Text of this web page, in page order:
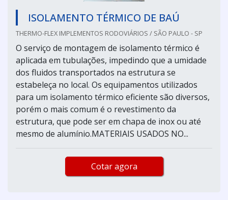
ISOLAMENTO TÉRMICO DE BAÚ
THERMO-FLEX IMPLEMENTOS RODOVIÁRIOS / SÃO PAULO - SP
O serviço de montagem de isolamento térmico é
aplicada em tubulações, impedindo que a umidade
dos fluidos transportados na estrutura se
estabeleça no local. Os equipamentos utilizados
para um isolamento térmico eficiente são diversos,
porém o mais comum é o revestimento da
estrutura, que pode ser em chapa de inox ou até
mesmo de alumínio.MATERIAIS USADOS NO...
Cotar agora